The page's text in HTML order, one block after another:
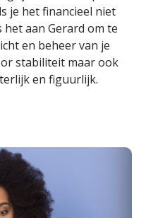
je het financieel niet
aan Gerard om te
en beheer van je
stabiliteit maar ook
en figuurlijk.